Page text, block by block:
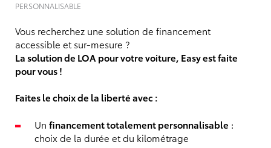
PERSONNALISABLE
Vous recherchez une solution de financement
accessible et sur-mesure ?
La solution de LOA pour votre voiture, Easy est faite
pour vous !
Faites le choix de la liberté avec :
Un financement totalement personnalisable :
choix de la durée et du kilométrage